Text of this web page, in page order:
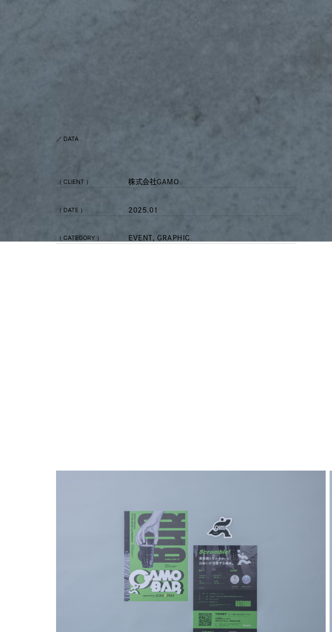
／ DATA
（ CLIENT ） 株式会社GAMO
（ DATE ） 2025.01
（ CATEGORY ） EVENT, GRAPHIC